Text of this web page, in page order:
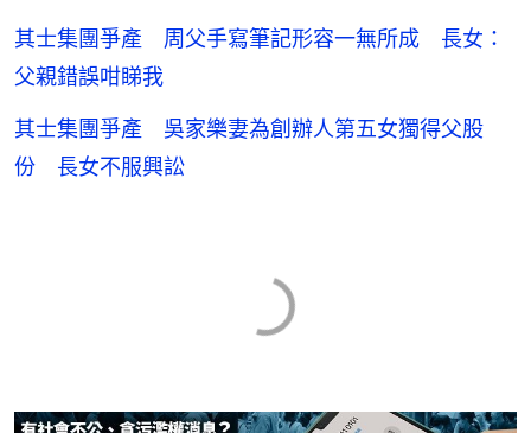
其士集團爭產 周父手寫筆記形容一無所成 長女：
父親錯誤咁睇我
其士集團爭產 吳家樂妻為創辦人第五女獨得父股
份 長女不服興訟